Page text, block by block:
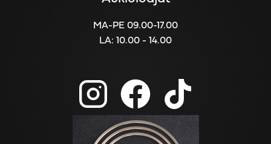
MA-PE 09.00-17.00
LA: 10.00 - 14.00